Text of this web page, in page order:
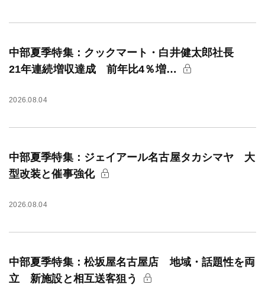
中部夏季特集：クックマート・白井健太郎社長
21年連続増収達成 前年比4％増…
2026.08.04
中部夏季特集：ジェイアール名古屋タカシマヤ 大
型改装と催事強化
2026.08.04
中部夏季特集：松坂屋名古屋店 地域・話題性を両
立 新施設と相互送客狙う